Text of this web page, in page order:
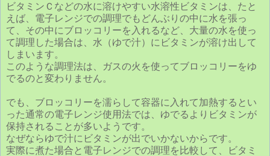
ビタミンＣなどの水に溶けやすい水溶性ビタミンは、たと
えば、電子レンジでの調理でもどんぶりの中に水を張っ
て、その中にブロッコリーを入れるなど、大量の水を使っ
て調理した場合は、水（ゆで汁）にビタミンが溶け出して
しまいます。
このような調理法は、ガスの火を使ってブロッコリーをゆ
でるのと変わりません。
でも、ブロッコリーを濡らして容器に入れて加熱するとい
った通常の電子レンジ使用法では、ゆでるよりビタミンが
保持されることが多いようです。
なぜならゆで汁にビタミンが出でいかないからです。
実際に煮た場合と電子レンジでの調理を比較して、ビタミ